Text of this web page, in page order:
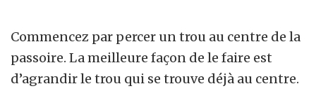
Commencez par percer un trou au centre de la
passoire. La meilleure façon de le faire est
d’agrandir le trou qui se trouve déjà au centre.